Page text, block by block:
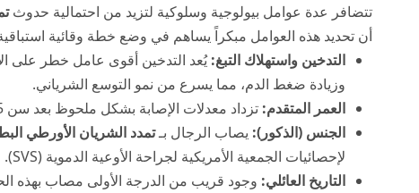
تتضافر عدة عوامل بيولوجية وسلوكية لتزيد من احتمالية حدوث
أن تحديد هذه العوامل مبكراً يساهم في وضع خطة وقائية
التدخين واستهلاك التبغ:يُعد التدخين أقوى عامل خطر على
وزيادة ضغط الدم، مما يسرع من نمو التوسع الشرياني.
العمر المتقدم: تزداد معدلات الإصابة بشكل ملحوظ بعد سن 65 عاماً نتيجة التدهور الطبيعي في مرونة الأنسجة الوعائية.
الجنس (الذكور): يصاب الرجال بـتمدد الشريان الأورطي
لإحصائيات الجمعية الأمريكية لجراحة الأوعية الدموية (SVS).
التاريخ العائلي: وجود قريب من الدرجة الأولى مصاب بهذه